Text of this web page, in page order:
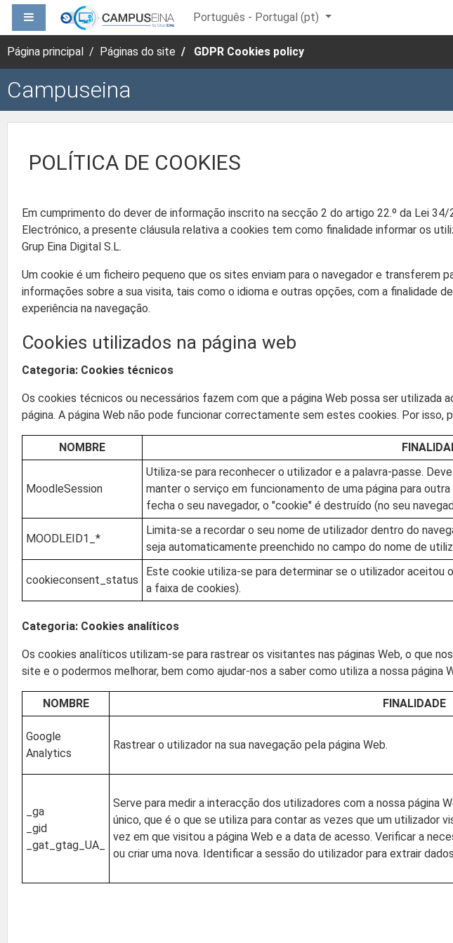
Ir para o conteúdo principal
PAINEL LATERAL Português - Portugal ‎(pt)‎
Página principal Páginas do site GDPR Cookies policy
Campuseina
POLÍTICA DE COOKIES
Em cumprimento do dever de informação inscrito na secção 2 do artigo 22.º da Lei
Electrónico, a presente cláusula relativa a cookies tem como finalidade informar os
Grup Eina Digital S.L.
Um cookie é um ficheiro pequeno que os sites enviam para o navegador e transferem
informações sobre a sua visita, tais como o idioma e outras opções, com a finalidade
experiência na navegação.
Cookies utilizados na página web
Categoria: Cookies técnicos
Os cookies técnicos ou necessários fazem com que a página Web possa ser utilizada
página. A página Web não pode funcionar correctamente sem estes cookies. Por
NOMBRE
MoodleSession
Utiliza-se para reconhecer o utilizador e a palavra-passe.
manter o serviço em funcionamento de uma página para
fecha o seu navegador, o "cookie" é destruído (no seu
MOODLEID1_*
Limita-se a recordar o seu nome de utilizador dentro do
seja automaticamente preenchido no campo do nome de
cookieconsent_status
Este cookie utiliza-se para determinar se o utilizador aceitou
a faixa de cookies).
Categoria: Cookies analíticos
Os cookies analíticos utilizam-se para rastrear os visitantes nas páginas Web, o que
site e o podermos melhorar, bem como ajudar-nos a saber como utiliza a nossa página
NOMBRE FINALIDADE
Google
Analytics
Rastrear o utilizador na sua navegação pela página Web.
_ga
_gid
_gat_gtag_UA_
Serve para medir a interacção dos utilizadores com a nossa página
único, que é o que se utiliza para contar as vezes que um utilizador
vez em que visitou a página Web e a data de acesso. Verificar a
ou criar uma nova. Identificar a sessão do utilizador para extrair